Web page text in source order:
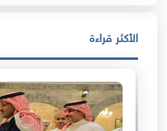
الأكثر قراءة